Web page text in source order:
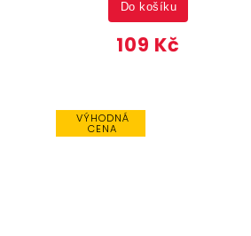
109 Kč
Do košíku
VÝHODNÁ
CENA